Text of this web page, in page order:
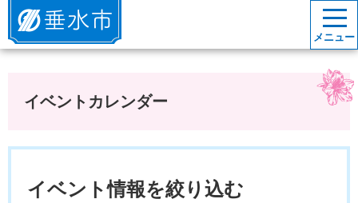
垂水市
メニュー
イベントカレンダー
イベント情報を絞り込む